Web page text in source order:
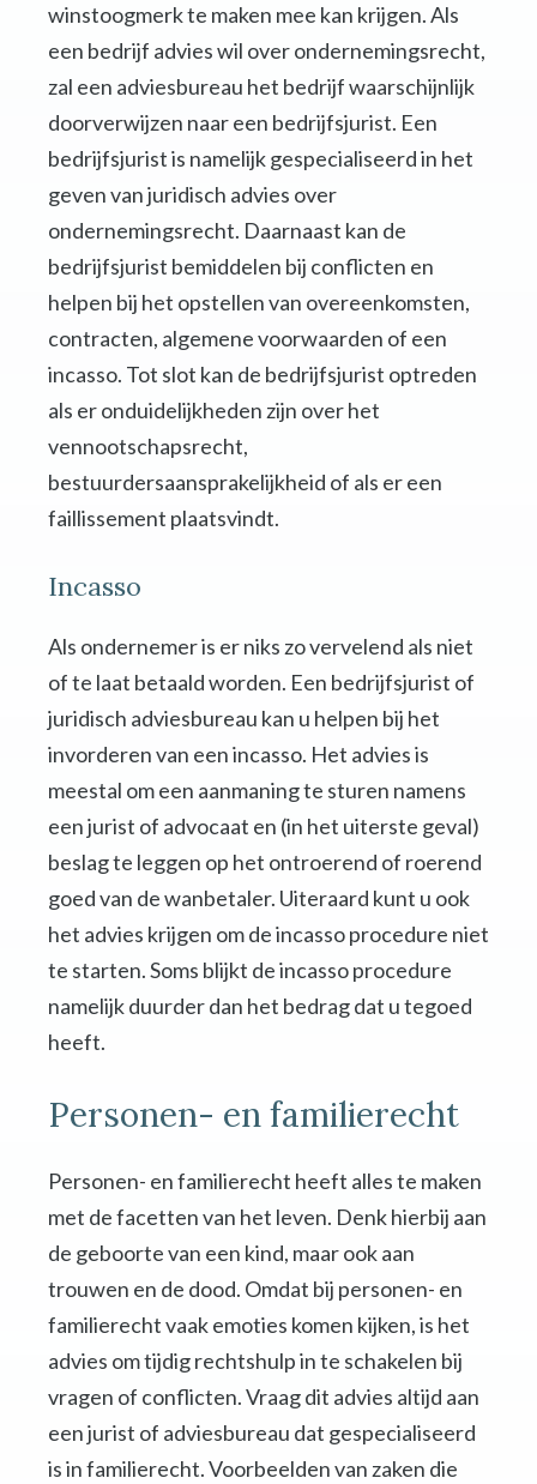
winstoogmerk te maken mee kan krijgen. Als
een bedrijf advies wil over ondernemingsrecht,
zal een adviesbureau het bedrijf waarschijnlijk
doorverwijzen naar een bedrijfsjurist. Een
bedrijfsjurist is namelijk gespecialiseerd in het
geven van juridisch advies over
ondernemingsrecht. Daarnaast kan de
bedrijfsjurist bemiddelen bij conflicten en
helpen bij het opstellen van overeenkomsten,
contracten, algemene voorwaarden of een
incasso. Tot slot kan de bedrijfsjurist optreden
als er onduidelijkheden zijn over het
vennootschapsrecht,
bestuurdersaansprakelijkheid of als er een
faillissement plaatsvindt.
Incasso
Als ondernemer is er niks zo vervelend als niet
of te laat betaald worden. Een bedrijfsjurist of
juridisch adviesbureau kan u helpen bij het
invorderen van een incasso. Het advies is
meestal om een aanmaning te sturen namens
een jurist of advocaat en (in het uiterste geval)
beslag te leggen op het ontroerend of roerend
goed van de wanbetaler. Uiteraard kunt u ook
het advies krijgen om de incasso procedure niet
te starten. Soms blijkt de incasso procedure
namelijk duurder dan het bedrag dat u tegoed
heeft.
Personen- en familierecht
Personen- en familierecht heeft alles te maken
met de facetten van het leven. Denk hierbij aan
de geboorte van een kind, maar ook aan
trouwen en de dood. Omdat bij personen- en
familierecht vaak emoties komen kijken, is het
advies om tijdig rechtshulp in te schakelen bij
vragen of conflicten. Vraag dit advies altijd aan
een jurist of adviesbureau dat gespecialiseerd
is in familierecht. Voorbeelden van zaken die